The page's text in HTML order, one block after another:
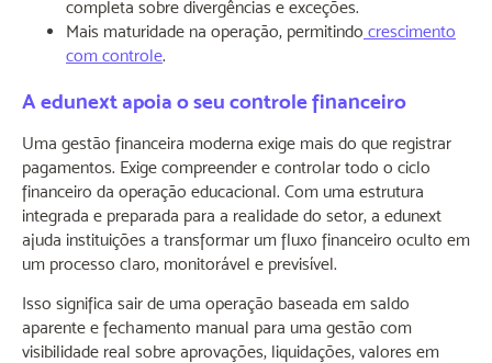
completa sobre divergências e exceções.
Mais maturidade na operação, permitindo crescimento
com controle.
A edunext apoia o seu controle financeiro
Uma gestão financeira moderna exige mais do que registrar
pagamentos. Exige compreender e controlar todo o ciclo
financeiro da operação educacional. Com uma estrutura
integrada e preparada para a realidade do setor, a edunext
ajuda instituições a transformar um fluxo financeiro oculto em
um processo claro, monitorável e previsível.
Isso significa sair de uma operação baseada em saldo
aparente e fechamento manual para uma gestão com
visibilidade real sobre aprovações, liquidações, valores em